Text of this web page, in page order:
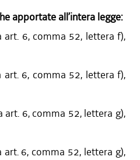
apportate all’intera legge:
art. 6, comma 52, lettera f),
art. 6, comma 52, lettera f),
art. 6, comma 52, lettera g),
6, comma 52, lettera g),